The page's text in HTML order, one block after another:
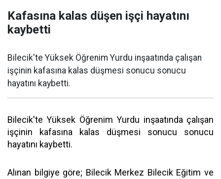
Kafasına kalas düşen işçi hayatını
kaybetti
Bilecik'te Yüksek Öğrenim Yurdu inşaatında çalışan
işçinin kafasına kalas düşmesi sonucu sonucu
hayatını kaybetti.
Bilecik'te Yüksek Öğrenim Yurdu inşaatında çalışan
işçinin kafasına kalas düşmesi sonucu sonucu
hayatını kaybetti.
Alınan bilgiye göre; Bilecik Merkez Bilecik Eğitim ve